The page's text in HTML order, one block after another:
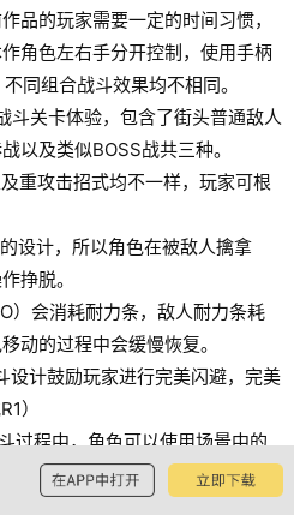
品的玩家需要一定的时间习惯，
角色左右手分开控制，使用手柄
同组合战斗效果均不相同。
斗关卡体验，包含了街头普通敌人
以及类似BOSS战共三种。
重攻击招式均不一样，玩家可根
设计，所以角色在被敌人擒拿
挣脱。
）会消耗耐力条，敌人耐力条耗
动的过程中会缓慢恢复。
设计鼓励玩家进行完美闪避，完美
）
过程中，角色可以使用场景中的
家选择，现场仅提供了拳头及轻